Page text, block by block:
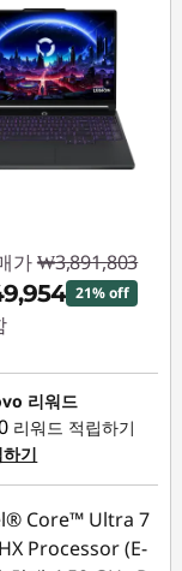
가 ₩3,891,803
21% off
인: :-
리워드
리워드 적립하기
기
Core™ Ultra 7
Processor (E-